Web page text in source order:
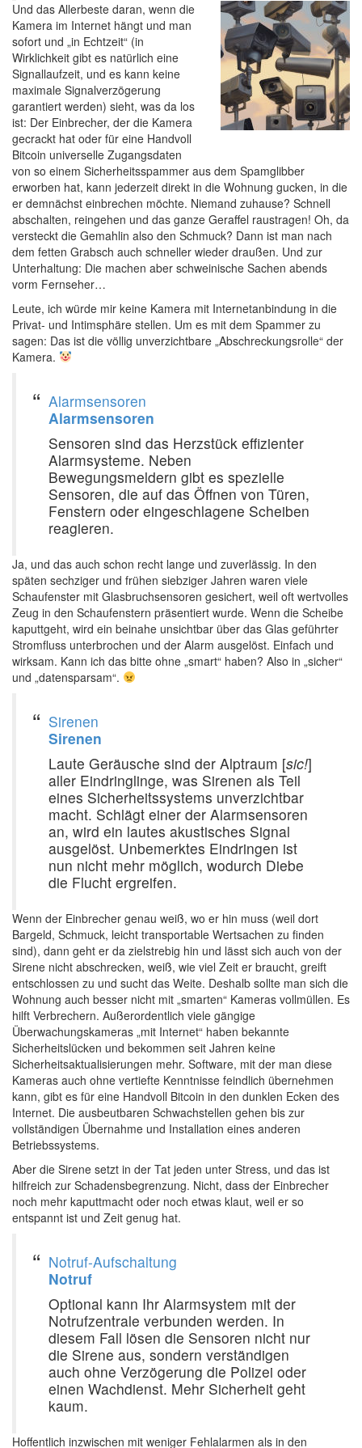
Und das Allerbeste daran, wenn die
Kamera im Internet hängt und man
sofort und „in Echtzeit“ (in
Wirklichkeit gibt es natürlich eine
Signallaufzeit, und es kann keine
maximale Signalverzögerung
garantiert werden) sieht, was da los
ist: Der Einbrecher, der die Kamera
gecrackt hat oder für eine Handvoll
Bitcoin universelle Zugangsdaten
von so einem Sicherheitsspammer aus dem Spamglibber
erworben hat, kann jederzeit direkt in die Wohnung gucken, in die
er demnächst einbrechen möchte. Niemand zuhause? Schnell
abschalten, reingehen und das ganze Geraffel raustragen! Oh, da
versteckt die Gemahlin also den Schmuck? Dann ist man nach
dem fetten Grabsch auch schneller wieder draußen. Und zur
Unterhaltung: Die machen aber schweinische Sachen abends
vorm Fernseher…
Leute, ich würde mir keine Kamera mit Internetanbindung in die
Privat- und Intimsphäre stellen. Um es mit dem Spammer zu
sagen: Das ist die völlig unverzichtbare „Abschreckungsrolle“ der
Kamera.
Alarmsensoren
Alarmsensoren
Sensoren sind das Herzstück effizienter
Alarmsysteme. Neben
Bewegungsmeldern gibt es spezielle
Sensoren, die auf das Öffnen von Türen,
Fenstern oder eingeschlagene Scheiben
reagieren.
Ja, und das auch schon recht lange und zuverlässig. In den
späten sechziger und frühen siebziger Jahren waren viele
Schaufenster mit Glasbruchsensoren gesichert, weil oft wertvolles
Zeug in den Schaufenstern präsentiert wurde. Wenn die Scheibe
kaputtgeht, wird ein beinahe unsichtbar über das Glas geführter
Stromfluss unterbrochen und der Alarm ausgelöst. Einfach und
wirksam. Kann ich das bitte ohne „smart“ haben? Also in „sicher“
und „datensparsam“.
Sirenen
Sirenen
Laute Geräusche sind der Alptraum [sic!]
aller Eindringlinge, was Sirenen als Teil
eines Sicherheitssystems unverzichtbar
macht. Schlägt einer der Alarmsensoren
an, wird ein lautes akustisches Signal
ausgelöst. Unbemerktes Eindringen ist
nun nicht mehr möglich, wodurch Diebe
die Flucht ergreifen.
Wenn der Einbrecher genau weiß, wo er hin muss (weil dort
Bargeld, Schmuck, leicht transportable Wertsachen zu finden
sind), dann geht er da zielstrebig hin und lässt sich auch von der
Sirene nicht abschrecken, weiß, wie viel Zeit er braucht, greift
entschlossen zu und sucht das Weite. Deshalb sollte man sich die
Wohnung auch besser nicht mit „smarten“ Kameras vollmüllen. Es
hilft Verbrechern. Außerordentlich viele gängige
Überwachungskameras „mit Internet“ haben bekannte
Sicherheitslücken und bekommen seit Jahren keine
Sicherheitsaktualisierungen mehr. Software, mit der man diese
Kameras auch ohne vertiefte Kenntnisse feindlich übernehmen
kann, gibt es für eine Handvoll Bitcoin in den dunklen Ecken des
Internet. Die ausbeutbaren Schwachstellen gehen bis zur
vollständigen Übernahme und Installation eines anderen
Betriebssystems.
Aber die Sirene setzt in der Tat jeden unter Stress, und das ist
hilfreich zur Schadensbegrenzung. Nicht, dass der Einbrecher
noch mehr kaputtmacht oder noch etwas klaut, weil er so
entspannt ist und Zeit genug hat. ‍
Notruf-Aufschaltung
Notruf
Optional kann Ihr Alarmsystem mit der
Notrufzentrale verbunden werden. In
diesem Fall lösen die Sensoren nicht nur
die Sirene aus, sondern verständigen
auch ohne Verzögerung die Polizei oder
einen Wachdienst. Mehr Sicherheit geht
kaum.
Hoffentlich inzwischen mit weniger Fehlalarmen als in den